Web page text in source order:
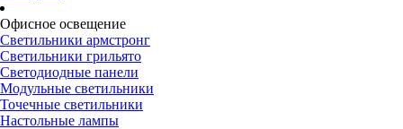
Офисное освещение
Светильники армстронг
Светильники грильято
Светодиодные панели
Модульные светильники
Точечные светильники
Настольные лампы